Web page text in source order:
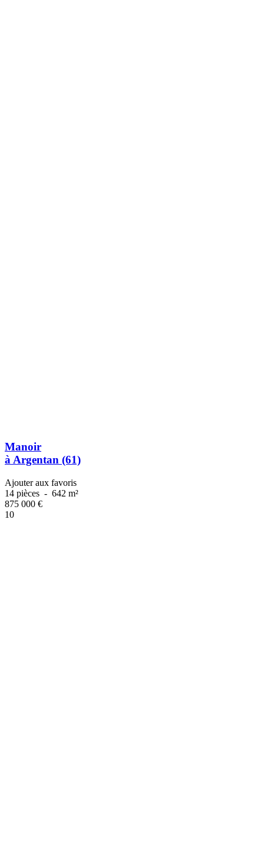
Manoir
à Argentan (61)
Ajouter aux favoris
14 pièces - 642 m²
875 000 €
10